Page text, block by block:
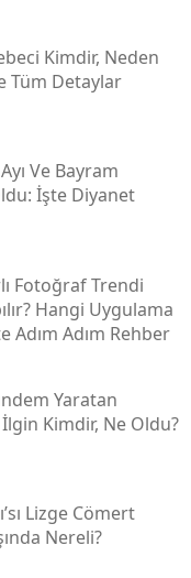
Kimdir, Neden
Tüm Detaylar
Ve Bayram
İşte Diyanet
Fotoğraf Trendi
Hangi Uygulama
Adım Adım Rehber
Yaratan
Kimdir, Ne Oldu?
Lizge Cömert
Nereli?